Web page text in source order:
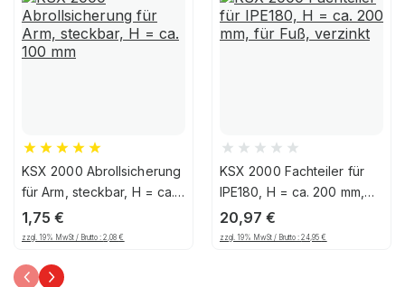
KSX 2000 Abrollsicherung
für Arm, steckbar, H = ca.
100 mm
1,75€
zzgl. 19% MwSt / Brutto :2,08€
KSX 2000 Fachteiler für
IPE180, H = ca. 200 mm,
für Fuß, verzinkt
20,97€
zzgl. 19% MwSt / Brutto :24,95€